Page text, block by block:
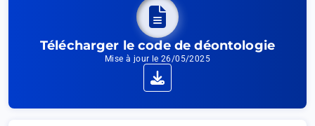
Télécharger le code de déontologie
Mise à jour le 26/05/2025
Télécharger